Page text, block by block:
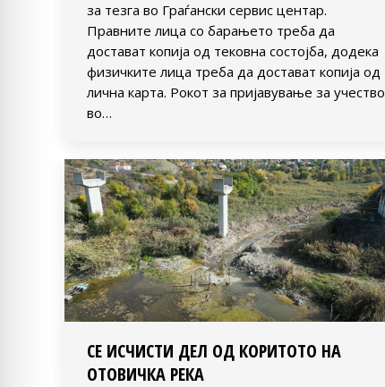
за тезга во Граѓански сервис центар.
Правните лица со барањето треба да
достават копија од тековна состојба, додека
физичките лица треба да достават копија од
лична карта. Рокот за пријавување за учество
во…
СЕ ИСЧИСТИ ДЕЛ ОД КОРИТОТО НА
ОТОВИЧКА РЕКА